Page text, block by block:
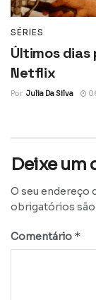
SÉRIES
Últimos
Netflix
Por Julia Da Silva
Deixe um
O seu endereço
obrigatórios
Comentário *